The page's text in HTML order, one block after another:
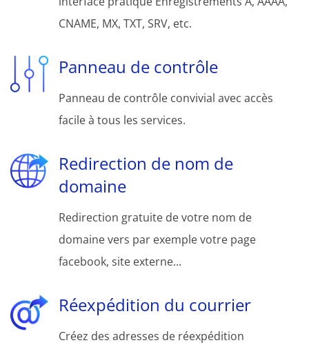
CNAME, MX, TXT, SRV, etc.
Panneau de contrôle
Panneau de contrôle convivial avec accès
facile à tous les services.
Redirection de nom de
domaine
Redirection gratuite de votre nom de
domaine vers par exemple votre page
facebook, site externe...
Réexpédition du courrier
Créez des adresses de réexpédition